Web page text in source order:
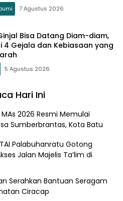
7 Agustus 2026
Bisa Datang Diam-diam,
4 Gejala dan Kebiasaan yang
5 Agustus 2026
Hari Ini
2026 Resmi Memulai
Sumberbrantas, Kota Batu
Palabuhanratu Gotong
Jalan Majelis Ta’lim di
Serahkan Bantuan Seragam
Ciracap